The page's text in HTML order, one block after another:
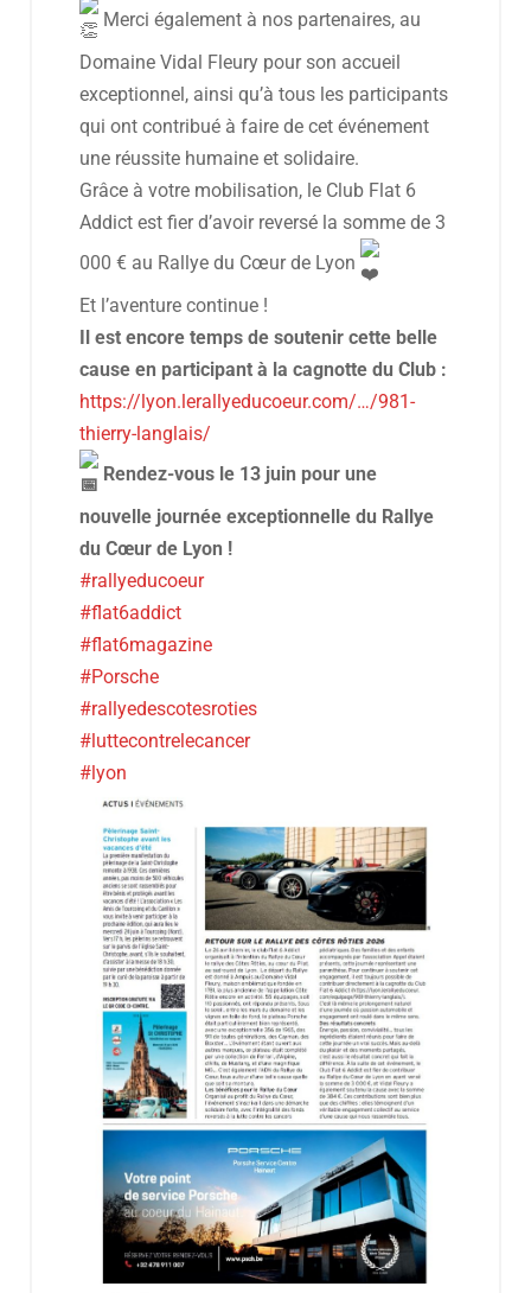
Merci également à nos partenaires, au
Domaine Vidal Fleury pour son accueil
exceptionnel, ainsi qu’à tous les participants
qui ont contribué à faire de cet événement
une réussite humaine et solidaire.
Grâce à votre mobilisation, le Club Flat 6
Addict est fier d’avoir reversé la somme de 3
000 € au Rallye du Cœur de Lyon
Et l’aventure continue !
Il est encore temps de soutenir cette belle
cause en participant à la cagnotte du Club :
https://lyon.lerallyeducoeur.com/…/981-
thierry-langlais/
Rendez-vous le 13 juin pour une
nouvelle journée exceptionnelle du Rallye
du Cœur de Lyon !
#rallyeducoeur
#flat6addict
#flat6magazine
#Porsche
#rallyedescotesroties
#luttecontrelecancer
#lyon